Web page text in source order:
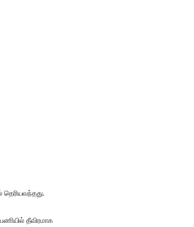
தெரியவந்தது.
தீவிரமாக